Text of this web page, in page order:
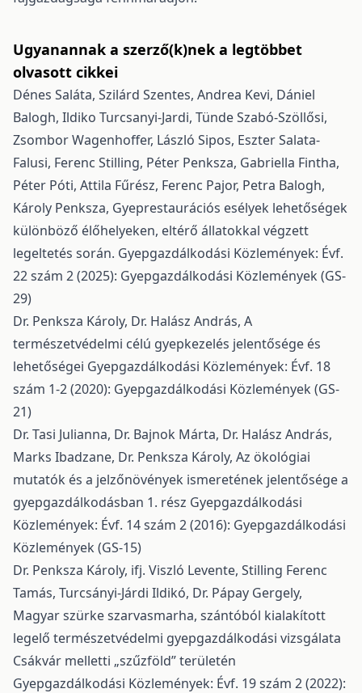
Ugyanannak a szerző(k)nek a legtöbbet
olvasott cikkei
Dénes Saláta, Szilárd Szentes, Andrea Kevi, Dániel
Balogh, Ildiko Turcsanyi-Jardi, Tünde Szabó-Szöllősi,
Zsombor Wagenhoffer, László Sipos, Eszter Salata-
Falusi, Ferenc Stilling, Péter Penksza, Gabriella Fintha,
Péter Póti, Attila Fűrész, Ferenc Pajor, Petra Balogh,
Károly Penksza, Gyeprestaurációs esélyek lehetőségek
különböző élőhelyeken, eltérő állatokkal végzett
legeltetés során. Gyepgazdálkodási Közlemények: Évf.
22 szám 2 (2025): Gyepgazdálkodási Közlemények (GS-
29)
Dr. Penksza Károly, Dr. Halász András, A
természetvédelmi célú gyepkezelés jelentősége és
lehetőségei Gyepgazdálkodási Közlemények: Évf. 18
szám 1-2 (2020): Gyepgazdálkodási Közlemények (GS-
21)
Dr. Tasi Julianna, Dr. Bajnok Márta, Dr. Halász András,
Marks Ibadzane, Dr. Penksza Károly, Az ökológiai
mutatók és a jelzőnövények ismeretének jelentősége a
gyepgazdálkodásban 1. rész Gyepgazdálkodási
Közlemények: Évf. 14 szám 2 (2016): Gyepgazdálkodási
Közlemények (GS-15)
Dr. Penksza Károly, ifj. Viszló Levente, Stilling Ferenc
Tamás, Turcsányi-Járdi Ildikó, Dr. Pápay Gergely,
Magyar szürke szarvasmarha, szántóból kialakított
legelő természetvédelmi gyepgazdálkodási vizsgálata
Csákvár melletti „szűzföld” területén
Gyepgazdálkodási Közlemények: Évf. 19 szám 2 (2022):